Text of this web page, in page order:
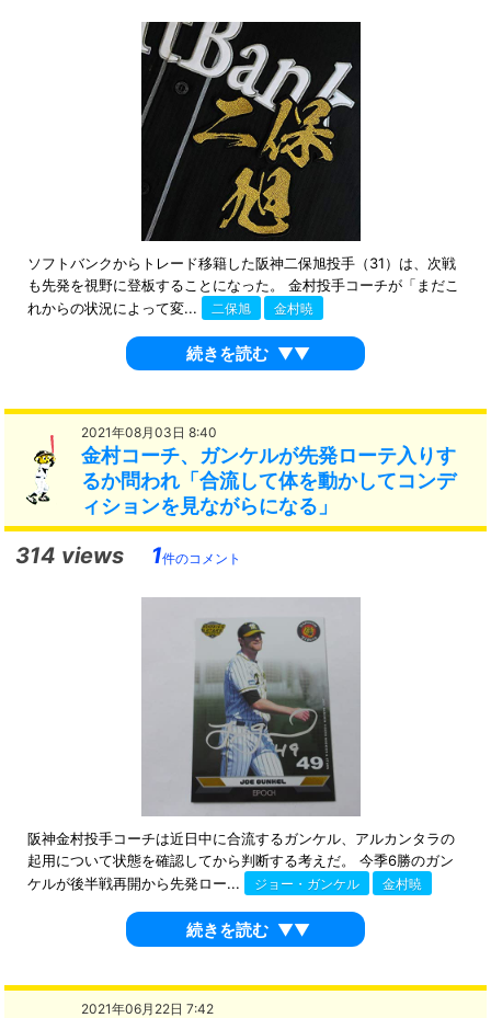
ソフトバンクからトレード移籍した阪神二保旭投手（31）は、次戦
も先発を視野に登板することになった。 金村投手コーチが「まだこ
れからの状況によって変...
二保旭 金村暁
続きを読む ▼▼
2021年08月03日 8:40
金村コーチ、ガンケルが先発ローテ入りす
るか問われ「合流して体を動かしてコンデ
ィションを見ながらになる」
314 views 1件のコメント
阪神金村投手コーチは近日中に合流するガンケル、アルカンタラの
起用について状態を確認してから判断する考えだ。 今季6勝のガン
ケルが後半戦再開から先発ロー...
ジョー・ガンケル 金村暁
続きを読む ▼▼
2021年06月22日 7:42